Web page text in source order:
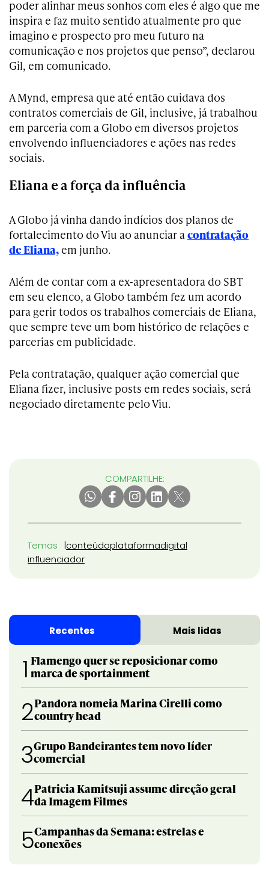
poder alinhar meus sonhos com eles é algo que me
inspira e faz muito sentido atualmente pro que
imagino e prospecto pro meu futuro na
comunicação e nos projetos que penso”, declarou
Gil, em comunicado.
A Mynd, empresa que até então cuidava dos
contratos comerciais de Gil, inclusive, já trabalhou
em parceria com a Globo em diversos projetos
envolvendo influenciadores e ações nas redes
sociais.
Eliana e a força da influência
A Globo já vinha dando indícios dos planos de
fortalecimento do Viu ao anunciar acontratação
de Eliana, em junho.
Além de contar com a ex-apresentadora do SBT
em seu elenco, a Globo também fez um acordo
para gerir todos os trabalhos comerciais de Eliana,
que sempre teve um bom histórico de relações e
parcerias em publicidade.
Pela contratação, qualquer ação comercial que
Eliana fizer, inclusive posts em redes sociais, será
negociado diretamente pelo Viu.
COMPARTILHE:
Temas conteúdoplataformadigital
influenciador
Recentes Mais lidas
1 Flamengo quer se reposicionar como
marca de sportainment
2Pandora nomeia Marina Cirelli como
country head
3Grupo Bandeirantes tem novo líder
comercial
4Patricia Kamitsuji assume direção geral
da Imagem Filmes
5Campanhas da Semana: estrelas e
conexões